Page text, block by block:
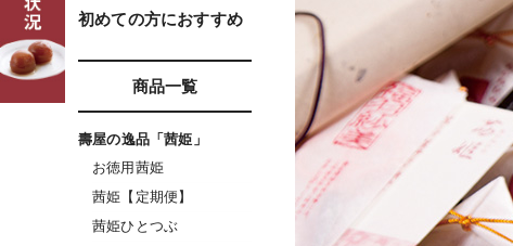
初めての方におすすめ
商品一覧
壽屋の逸品「茜姫」
お徳用茜姫
茜姫【定期便】
茜姫ひとつぶ